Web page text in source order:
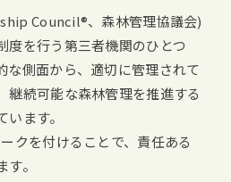
Council 、森林管理協議会)
度を行う第三者機関のひとつ
な側面から、適切に管理されて
継続可能な森林管理を推進する
ます。
クを付けることで、責任ある
。